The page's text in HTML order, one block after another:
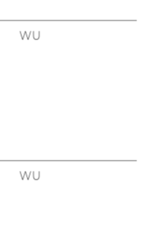
WU
WU